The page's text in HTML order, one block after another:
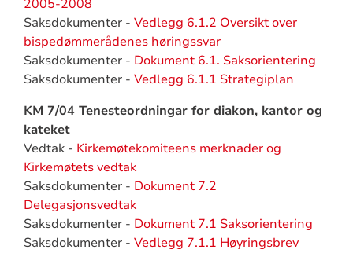
2005-2008
Saksdokumenter - Vedlegg 6.1.2 Oversikt over
bispedømmerådenes høringssvar
Saksdokumenter - Dokument 6.1. Saksorientering
Saksdokumenter - Vedlegg 6.1.1 Strategiplan
KM 7/04 Tenesteordningar for diakon, kantor og
kateket
Vedtak - Kirkemøtekomiteens merknader og
Kirkemøtets vedtak
Saksdokumenter - Dokument 7.2
Delegasjonsvedtak
Saksdokumenter - Dokument 7.1 Saksorientering
Saksdokumenter - Vedlegg 7.1.1 Høyringsbrev